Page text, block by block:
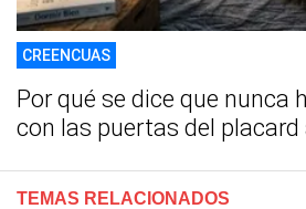
CREENCUAS
Por qué se dice que nunca
con las puertas del
TEMAS RELACIONADOS